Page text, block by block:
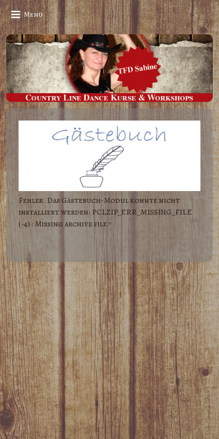
Menü
Fehler. Das Gästebuch-Modul konnte nicht
installiert werden: PCLZIP_ERR_MISSING_FILE
(-4) : Missing archive file ''